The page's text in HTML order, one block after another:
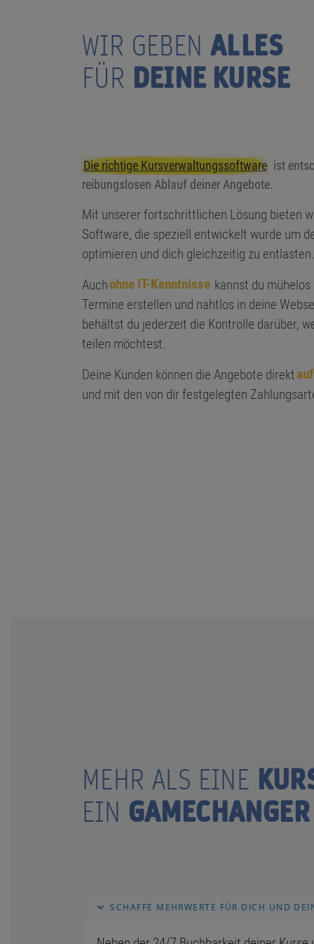
WIR GEBEN ALLES
FÜR DEINE KURSE
Die richtige Kursverwaltungs­software ist
reibungslosen Ablauf deiner Angebote.
Mit unserer fortschrittlichen Lösung bieten
Software, die speziell entwickelt wurde um
optimieren und dich gleichzeitig zu entlasten.
Auchohne IT-Kenntnisse kannst du
Termine erstellen und nahtlos in deine
behältst du jederzeit die Kontrolle darüber,
teilen möchtest.
Deine Kunden können die Angebote direkt
und mit den von dir festgelegten
MEHR ALS EINE
EIN GAMECHANGER
SCHAFFE MEHRWERTE FÜR DICH UND